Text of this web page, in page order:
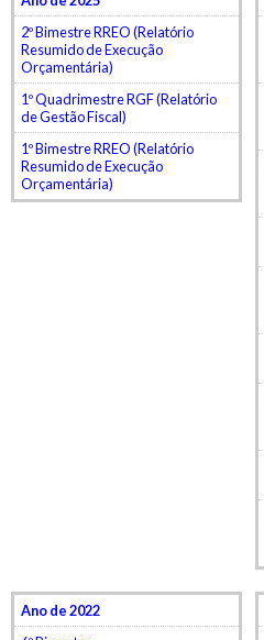
2º Bimestre RREO (Relatório
Resumido de Execução
Orçamentária)
1º Quadrimestre RGF (Relatório
de Gestão Fiscal)
1º Bimestre RREO (Relatório
Resumido de Execução
Orçamentária)
Ano de 2022